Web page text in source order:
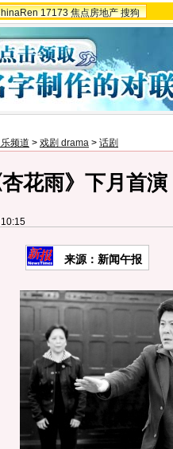
17173 焦点房地产 搜狗
频道 > 戏剧 drama > 话剧
花雨》下月首
来源：新闻午报